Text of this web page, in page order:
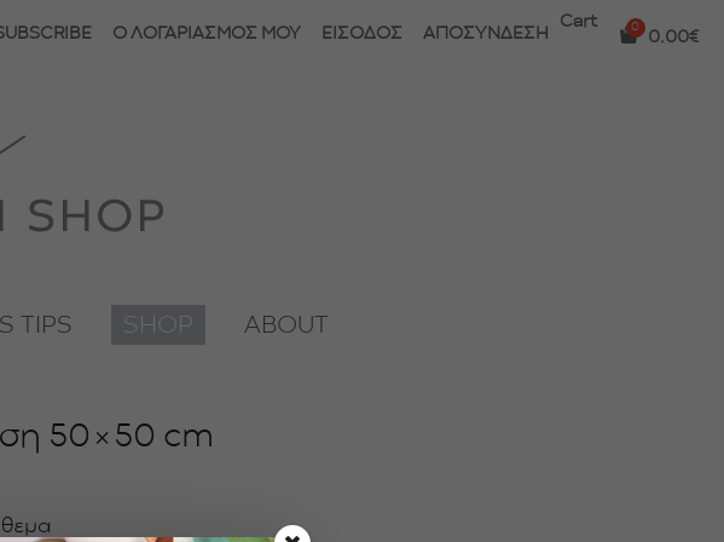
Ο ΛΟΓΑΡΙΑΣΜΟΣ ΜΟΥ ΕΙΣΟΔΟΣ ΑΠΟΣΥΝΔΕΣΗ
Cart
0.00€
TIPS SHOP ABOUT
50×50 cm